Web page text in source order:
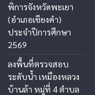
พิการจังหวัดพะเยา
(อำเภอเชียงคำ)
ประจำปีการศึกษา
2569
ลงพื้นที่ตรวจสอบ
ระดับน้ำ เหมืองหลวง
บ้านล้า หมู่ที่ 4 ตำบล